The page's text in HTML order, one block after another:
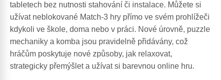
tabletech bez nutnosti stahování či instalace. Můžete si
užívat neblokované Match-3 hry přímo ve svém prohlížeči
kdykoli ve škole, doma nebo v práci. Nové úrovně, puzzle
mechaniky a komba jsou pravidelně přidávány, což
hráčům poskytuje nové způsoby, jak relaxovat,
strategicky přemýšlet a užívat si barevnou online hru.